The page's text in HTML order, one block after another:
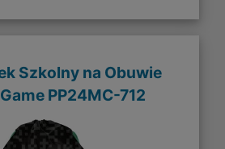
Szkolny na Obuwie
PP24MC-712